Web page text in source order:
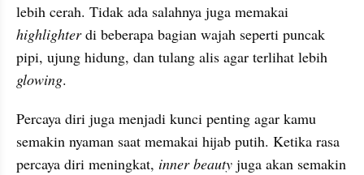
highlighter di beberapa bagian wajah seperti puncak
glowing.
Percaya diri juga menjadi kunci penting agar kamu
semakin nyaman saat memakai hijab putih. Ketika rasa
percaya diri meningkat, inner beauty juga akan semakin